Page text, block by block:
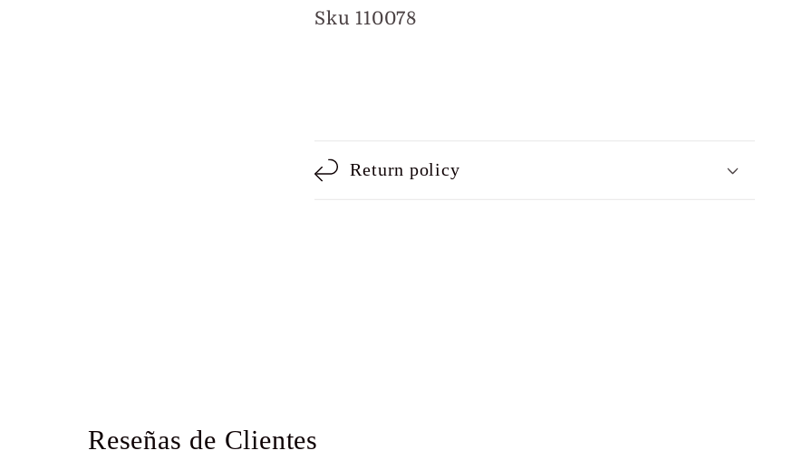
Sku 110078
Return policy
Reseñas de Clientes